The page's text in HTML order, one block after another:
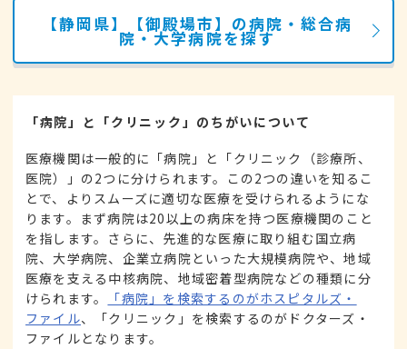
【静岡県】【御殿場市】の病院・総合病
院・大学病院を探す
「病院」と「クリニック」のちがいについて
医療機関は一般的に「病院」と「クリニック（診療所、
医院）」の2つに分けられます。この2つの違いを知るこ
とで、よりスムーズに適切な医療を受けられるようにな
ります。まず病院は20以上の病床を持つ医療機関のこと
を指します。さらに、先進的な医療に取り組む国立病
院、大学病院、企業立病院といった大規模病院や、地域
医療を支える中核病院、地域密着型病院などの種類に分
けられます。
「病院」を検索するのがホスピタルズ・
ファイル、「クリニック」を検索するのがドクターズ・
ファイルとなります。